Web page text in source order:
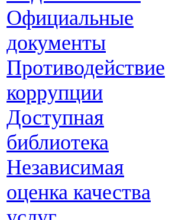
Официальные
документы
Противодействие
коррупции
Доступная
библиотека
Независимая
оценка качества